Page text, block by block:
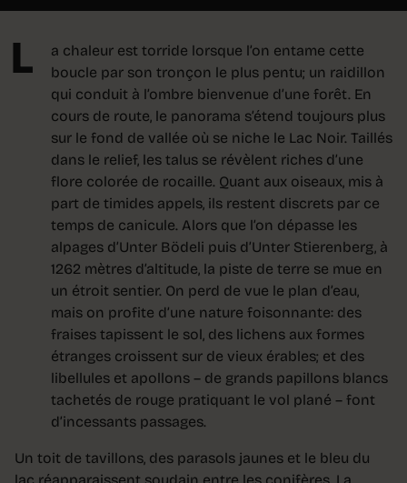
L
a chaleur est torride lorsque l’on entame cette
boucle par son tronçon le plus pentu; un raidillon
qui conduit à l’ombre bienvenue d’une forêt. En
cours de route, le panorama s’étend toujours plus
sur le fond de vallée où se niche le Lac Noir. Taillés
dans le relief, les talus se révèlent riches d’une
flore colorée de rocaille. Quant aux oiseaux, mis à
part de timides appels, ils restent discrets par ce
temps de canicule. Alors que l’on dépasse les
alpages d’Unter Bödeli puis d’Unter Stierenberg, à
1262 mètres d’altitude, la piste de terre se mue en
un étroit sentier. On perd de vue le plan d’eau,
mais on profite d’une nature foisonnante: des
fraises tapissent le sol, des lichens aux formes
étranges croissent sur de vieux érables; et des
libellules et apollons – de grands papillons blancs
tachetés de rouge pratiquant le vol plané – font
d’incessants passages.
Un toit de tavillons, des parasols jaunes et le bleu du